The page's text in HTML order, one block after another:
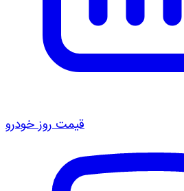
قیمت روز خودرو